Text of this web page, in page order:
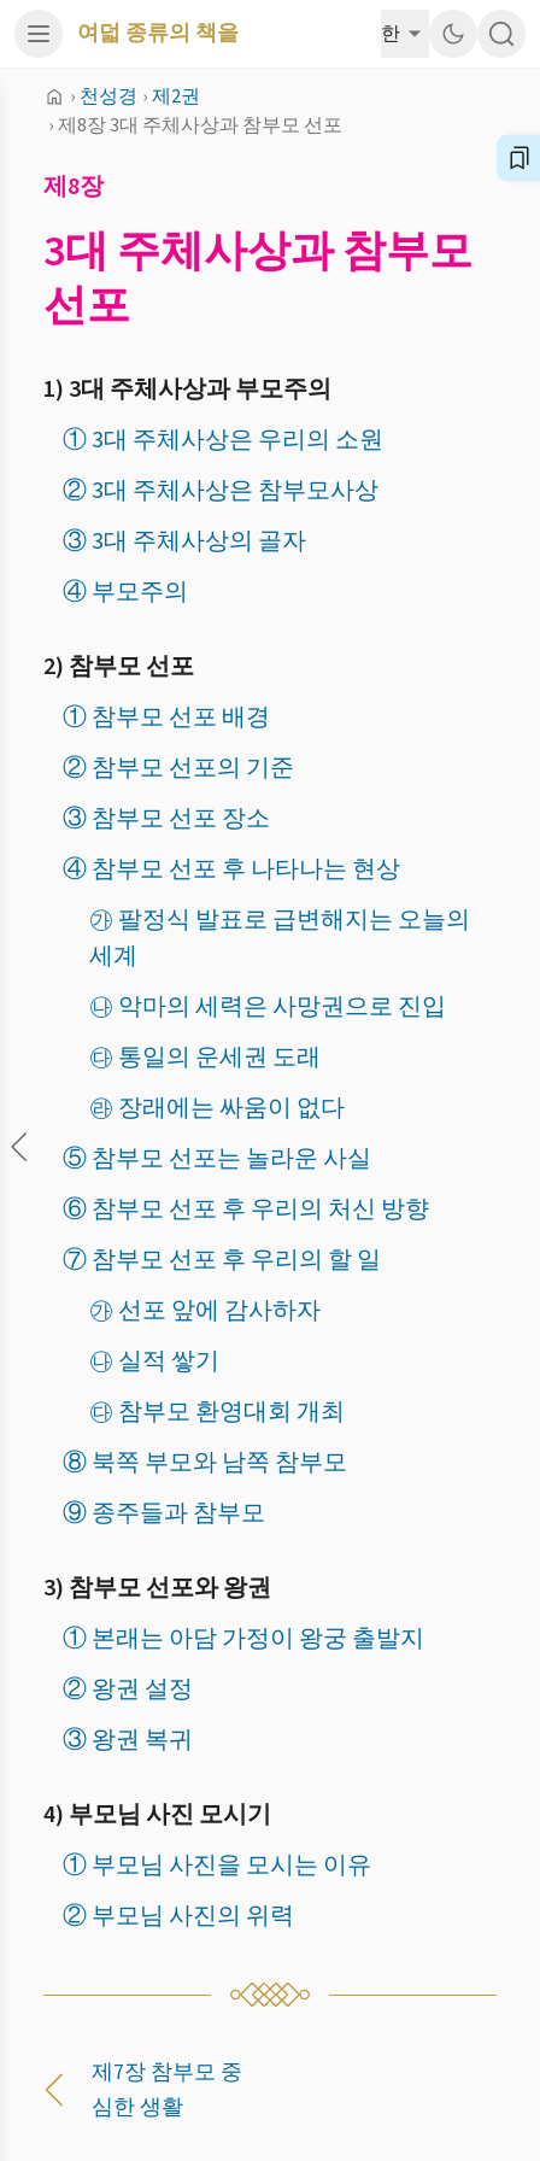
여덟 종류의 책을 한
› 천성경 ›제2권
›제8장 3대 주체사상과 참부모 선포
제8장
3대 주체사상과 참부모
선포
1) 3대 주체사상과 부모주의
① 3대 주체사상은 우리의 소원
② 3대 주체사상은 참부모사상
③ 3대 주체사상의 골자
④ 부모주의
2) 참부모 선포
① 참부모 선포 배경
② 참부모 선포의 기준
③ 참부모 선포 장소
④ 참부모 선포 후 나타나는 현상
㉮ 팔정식 발표로 급변해지는 오늘의
세계
㉯ 악마의 세력은 사망권으로 진입
㉰ 통일의 운세권 도래
㉱ 장래에는 싸움이 없다
⑤ 참부모 선포는 놀라운 사실
⑥ 참부모 선포 후 우리의 처신 방향
⑦ 참부모 선포 후 우리의 할 일
㉮ 선포 앞에 감사하자
㉯ 실적 쌓기
㉰ 참부모 환영대회 개최
⑧ 북쪽 부모와 남쪽 참부모
⑨ 종주들과 참부모
3) 참부모 선포와 왕권
① 본래는 아담 가정이 왕궁 출발지
② 왕권 설정
③ 왕권 복귀
4) 부모님 사진 모시기
① 부모님 사진을 모시는 이유
② 부모님 사진의 위력
제7장 참부모 중
심한 생활